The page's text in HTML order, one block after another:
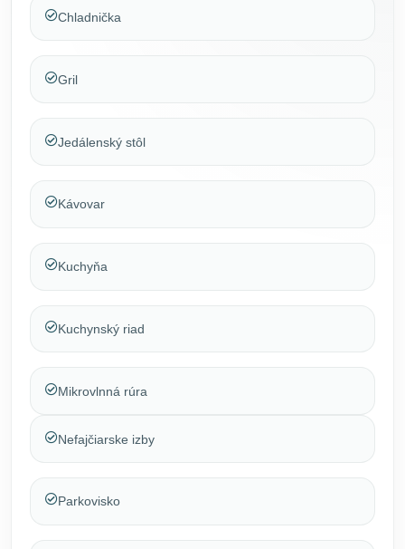
Chladnička
Gril
Jedálenský stôl
Kávovar
Kuchyňa
Kuchynský riad
Mikrovlnná rúra
Nefajčiarske izby
Parkovisko